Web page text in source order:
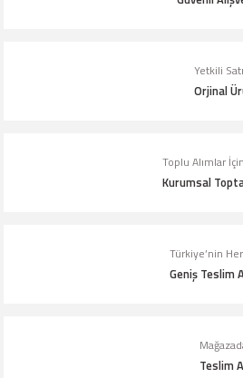
Yetkili
Orjinal
Toplu Alımlar
Kurumsal
Türkiye’nin
Geniş Teslim
Teslim